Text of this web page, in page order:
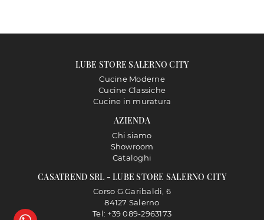
LUBE STORE SALERNO CITY
Cucine Moderne
Cucine Classiche
Cucine in muratura
AZIENDA
Chi siamo
Showroom
Cataloghi
CASATREND SRL - LUBE STORE SALERNO CITY
Corso G.Garibaldi, 6
84127 Salerno
Tel: +39 089-2963173